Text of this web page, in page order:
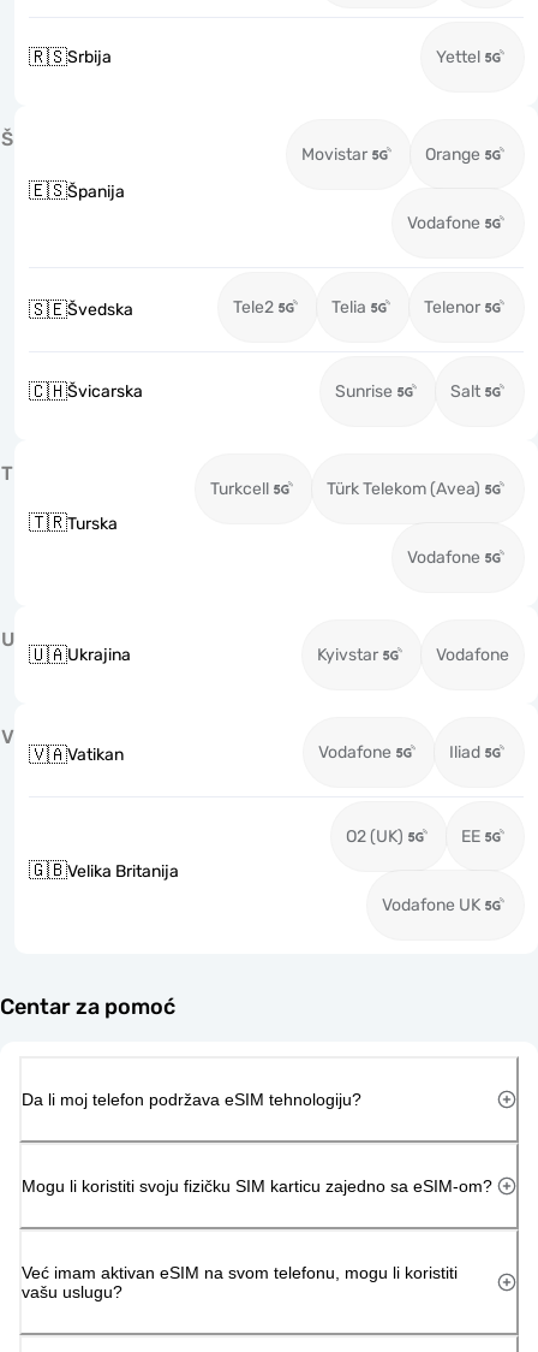
🇷🇸Srbija Yettel
Š
🇪🇸Španija
Movistar Orange
Vodafone
🇸🇪Švedska Tele2 Telia Telenor
🇨🇭Švicarska Sunrise Salt
T
🇹🇷Turska
Turkcell Türk Telekom (Avea)
Vodafone
U
🇺🇦Ukrajina Kyivstar Vodafone
V
🇻🇦Vatikan Vodafone Iliad
🇬🇧Velika Britanija
O2 (UK) EE
Vodafone UK
Centar za pomoć
Da li moj telefon podržava eSIM tehnologiju?
Mogu li koristiti svoju fizičku SIM karticu zajedno sa eSIM-om?
Već imam aktivan eSIM na svom telefonu, mogu li koristiti
vašu uslugu?